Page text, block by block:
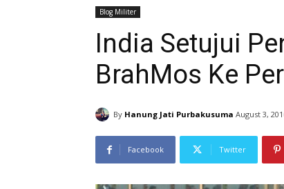
Blog Militer
India Setujui
BrahMos Ke
By Hanung Jati Purbakusuma August 3,
Facebook Twitter